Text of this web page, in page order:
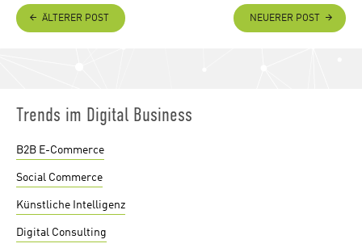
ÄLTERER POST NEUERER POST
Trends im Digital Business
B2B E-Commerce
Social Commerce
Künstliche Intelligenz
Digital Consulting